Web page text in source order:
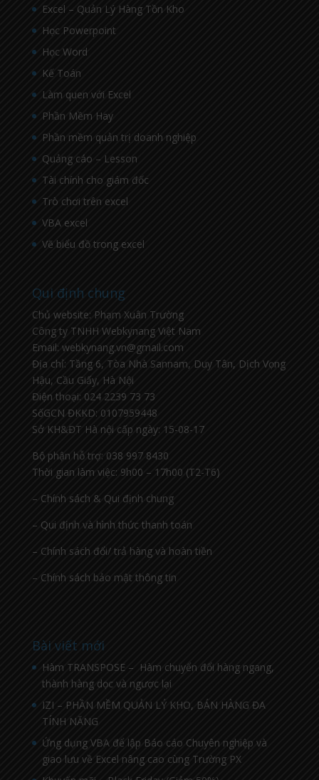
Excel – Quản Lý Hàng Tồn Kho
Học Powerpoint
Học Word
Kế Toán
Làm quen với Excel
Phần Mềm Hay
Phần mềm quản trị doanh nghiệp
Quảng cáo – Lesson
Tài chính cho giám đốc
Trò chơi trên excel
VBA excel
Vẽ biểu đồ trong excel
Qui định chung
Chủ website: Phạm Xuân Trường
Công ty TNHH Webkynang Việt Nam
Email: webkynang.vn@gmail.com
Địa chỉ: Tầng 6, Tòa Nhà Sannam, Duy Tân, Dịch Vọng
Hậu, Cầu Giấy, Hà Nội
Điện thoại: 024 2239 73 73
SốGCN ĐKKD: 0107959448
Sở KH&ĐT Hà nội cấp ngày: 15-08-17
Bộ phận hỗ trợ: 038 997 8430
Thời gian làm việc: 9h00 – 17h00 (T2-T6)
– Chính sách & Qui định chung
– Qui định và hình thức thanh toán
– Chính sách đổi/ trả hàng và hoàn tiền
– Chính sách bảo mật thông tin
Bài viết mới
Hàm TRANSPOSE – Hàm chuyển đổi hàng ngang,
thành hàng dọc và ngược lại
IZI – PHẦN MỀM QUẢN LÝ KHO, BÁN HÀNG ĐA
TÍNH NĂNG
Ứng dụng VBA để lập Báo cáo Chuyên nghiệp và
giao lưu về Excel nâng cao cùng Trường PX